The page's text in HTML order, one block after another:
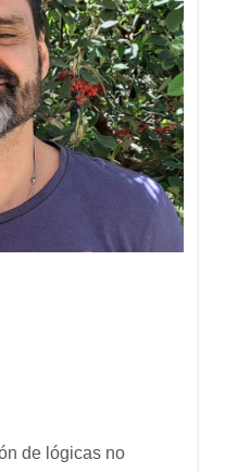
de lógicas no